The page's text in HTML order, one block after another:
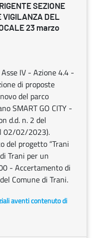
SEZIONE
VIGILANZA DEL
23 marzo
IV - Azione 4.4 -
di proposte
del parco
SMART GO CITY -
d.d. n. 2 del
02/02/2023).
del progetto “Trani
Trani per un
- Accertamento di
Comune di Trani.
aventi contenuto di